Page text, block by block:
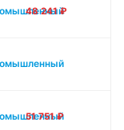
48 241₽
51 751₽